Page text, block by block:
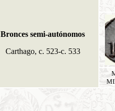
Bronces semi-autónomos
Carthago, c. 523-c. 533